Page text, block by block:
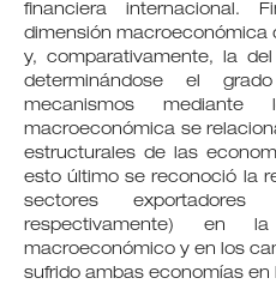
financiera internacional.
dimensión macroeconómica
y, comparativamente, la
determinándose el
mecanismos
macroeconómica se
estructurales de las
esto último se reconoció la
sectores
respectivamente) en
macroeconómico y en los
sufrido ambas economías en